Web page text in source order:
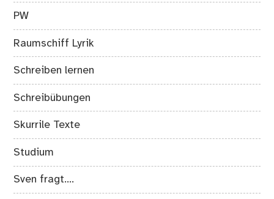
PW
Raumschiff Lyrik
Schreiben lernen
Schreibübungen
Skurrile Texte
Studium
Sven fragt….